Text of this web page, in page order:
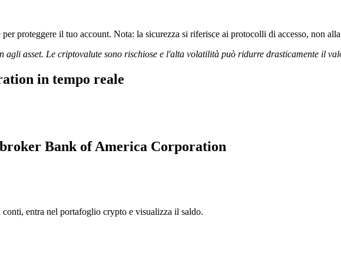
proteggere il tuo account. Nota: la sicurezza si riferisce ai protocolli di accesso, non
agli asset. Le criptovalute sono rischiose e l'alta volatilità può ridurre drasticamente il
in tempo reale
Bank of America Corporation
entra nel portafoglio crypto e visualizza il saldo.